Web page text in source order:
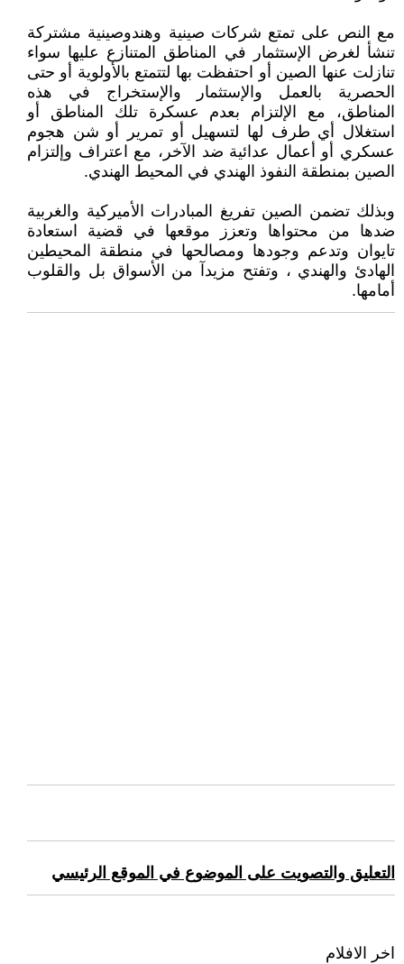
مع النص على تمتع شركات صينية وهندوصينية مشتركة
تنشأ لغرض الإستثمار في المناطق المتنازع عليها سواء
تنازلت عنها الصين أو احتفظت بها لتتمتع بالأولوية أو حتى
الحصرية بالعمل والإستثمار والإستخراج في هذه
المناطق، مع الإلتزام بعدم عسكرة تلك المناطق أو
استغلال أي طرف لها لتسهيل أو تمرير أو شن هجوم
عسكري أو أعمال عدائية ضد الآخر، مع اعتراف وإلتزام
الصين بمنطقة النفوذ الهندي في المحيط الهندي.
وبذلك تضمن الصين تفريغ المبادرات الأميركية والغربية
ضدها من محتواها وتعزز موقعها في قضية استعادة
تايوان وتدعم وجودها ومصالحها في منطقة المحيطين
الهادئ والهندي ، وتفتح مزيدآ من الأسواق بل والقلوب
أمامها.
التعليق والتصويت على الموضوع في الموقع الرئيسي
اخر الافلام